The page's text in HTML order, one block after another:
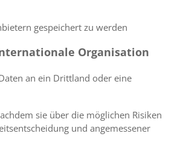
gespeichert zu werden
Organisation
an ein Drittland oder eine
sie über die möglichen Risiken
und angemessener